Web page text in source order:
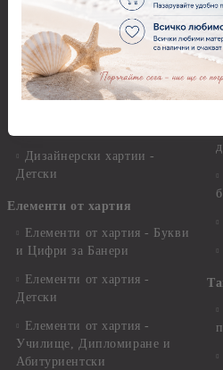
Дизайнерски хартии - 15.20
x 30.50 см.
Дизайнерски хартии -
други
Дизайнерски хартии -
Детски
Елементи от хартия
Елементи от хартия - Букви
и Цифри за Банери
Елементи от хартия -
Детски
Елементи от хартия -
Училище, Дипломиране и
Абитуриентски